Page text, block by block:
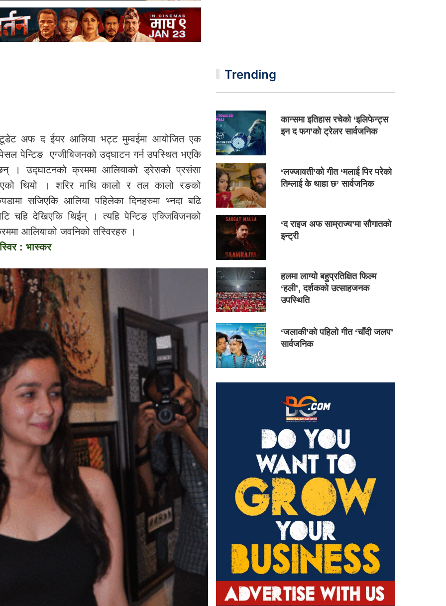
अफ द ईयर आलिया भट्ट मुम्वईमा आयोजित एक
पेन्टिङ एग्जीबिजनको उद्घाटन गर्न उपस्थित भएकि
। उद्घाटनको क्रममा आलियाको ड्रेसको प्रसंसा
थियो । शरिर माथि कालो र तल कालो रङको
सजिएकि आलिया पहिलेका दिनहरुमा भ्नदा बढि
चहि देखिएकि थिईन् । त्यहि पेन्टिङ एक्जिविजनको
आलियाको जवनिको तस्विरहरु ।
: भास्कर
Trending
कान्समा इतिहास रचेको ‘इलिफेन्ट्स
इन द फग’को ट्रेलर सार्वजनिक
‘लज्जावती’को गीत ‘मलाई पिर परेको
तिम्लाई के थाहा छ’ सार्वजनिक
‘द राइज अफ साम्राज्य’मा सौगातको
इन्ट्री
हलमा लाग्यो बहुप्रतिक्षित फिल्म
‘हली’, दर्शकको उत्साहजनक
उपस्थिति
‘जलाकी’को पहिलो गीत ‘चाँदी जलप’
सार्वजनिक